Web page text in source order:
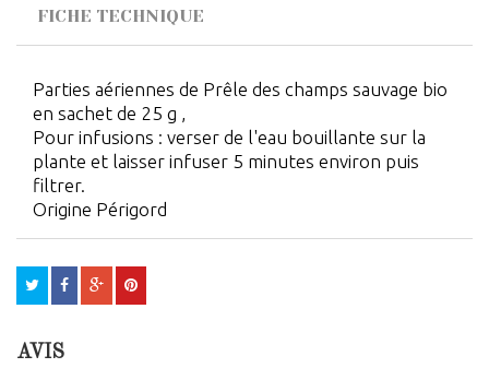
FICHE TECHNIQUE
Parties aériennes de Prêle des champs sauvage bio
en sachet de 25 g ,
Pour infusions : verser de l'eau bouillante sur la
plante et laisser infuser 5 minutes environ puis
filtrer.
Origine Périgord
AVIS